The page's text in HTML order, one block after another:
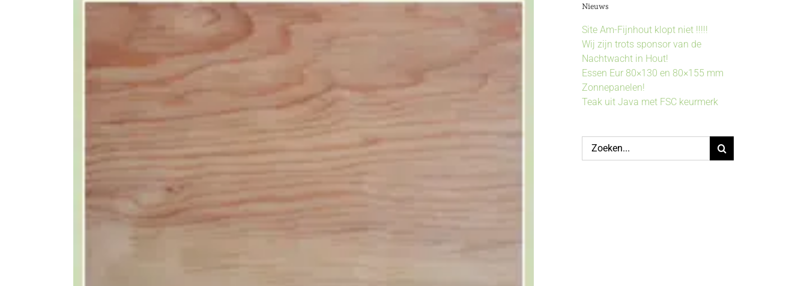
Nieuws
Site Am-Fijnhout klopt niet !!!!!
Wij zijn trots sponsor van de
Nachtwacht in Hout!
Essen Eur 80×130 en 80×155 mm
Zonnepanelen!
Teak uit Java met FSC keurmerk
Zoeken